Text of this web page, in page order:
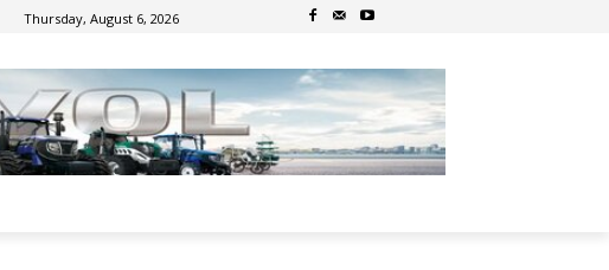
Thursday, August 6, 2026